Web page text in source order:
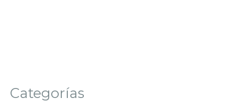
Categorías